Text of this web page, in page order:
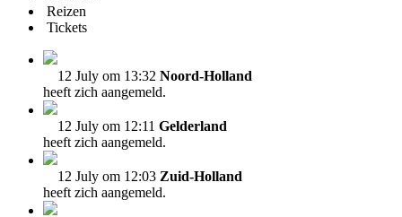
Reizen
Tickets
12 July om 13:32 Noord-Holland
heeft zich aangemeld.
12 July om 12:11 Gelderland
heeft zich aangemeld.
12 July om 12:03 Zuid-Holland
heeft zich aangemeld.